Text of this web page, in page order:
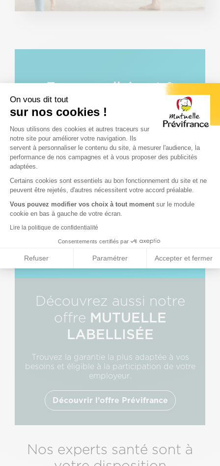
On vous dit tout
sur nos cookies !
Plateforme de Gestion du
Nous utilisons des cookies et autres traceurs sur
notre site pour améliorer votre navigation. Ils
servent à personnaliser le contenu du site, à mesurer l'audience, la
performance de nos campagnes et à vous proposer des publicités
adaptées.
Certains cookies sont essentiels au bon fonctionnement du site et ne
peuvent être rejetés, d'autres nécessitent votre accord préalable.
Vous pouvez modifier vos choix à tout moment sur le module
cookie en bas à gauche de votre écran.
Lire la politique de confidentialité
Consentements certifiés par
Refuser Paramétrer Accepter et fermer
Texte
CTA
Description
Espace adhérent &
Appli mobile
Accédez à votre carte mutuelle digitale et
réalisez toutes vos démarches santé et
prévoyance en ligne 7j/7 et 24h/24.
+ PROCHE + DURABLE + SECURISEE +
PRATIQUE
Découvrez tous vos services en +
disponibles en ligne pour gagner du
pouvoir d’achat ou votre bien-être.
Découvrir ce service
Découvrez aussi notre
offre MUTUELLE
LABELLISÉE
Trouvez la garantie la plus adaptée à vos
besoins et éligible à la participation de votre
employeur.
Découvrir l’offre Prévifrance
Nos experts santé sont à